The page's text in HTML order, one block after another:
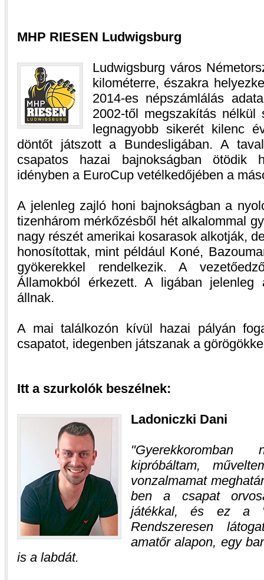
MHP RIESEN Ludwigsburg
Ludwigsburg város
kilométerre, északra
2014-es népszámlálás
2002-től megszakítás
legnagyobb sikerét kilenc
döntőt játszott a Bundesligában. A
csapatos hazai bajnokságban ötödik
idényben a EuroCup vetélkedőjében a
A jelenleg zajló honi bajnokságban a
tizenhárom mérkőzésből hét alkalommal
nagy részét amerikai kosarasok alkotják,
honosítottak, mint például Koné,
gyökerekkel rendelkezik. A
Államokból érkezett. A ligában
állnak.
A mai találkozón kívül hazai pályán
csapatot, idegenben játszanak a
Itt a szurkolók beszélnek:
Ladoniczki Dani
kipróbáltam,
vonzalmamat
ben a csapat
játékkal, és ez a
Rendszeresen
amatőr alapon, egy
is a labdát.